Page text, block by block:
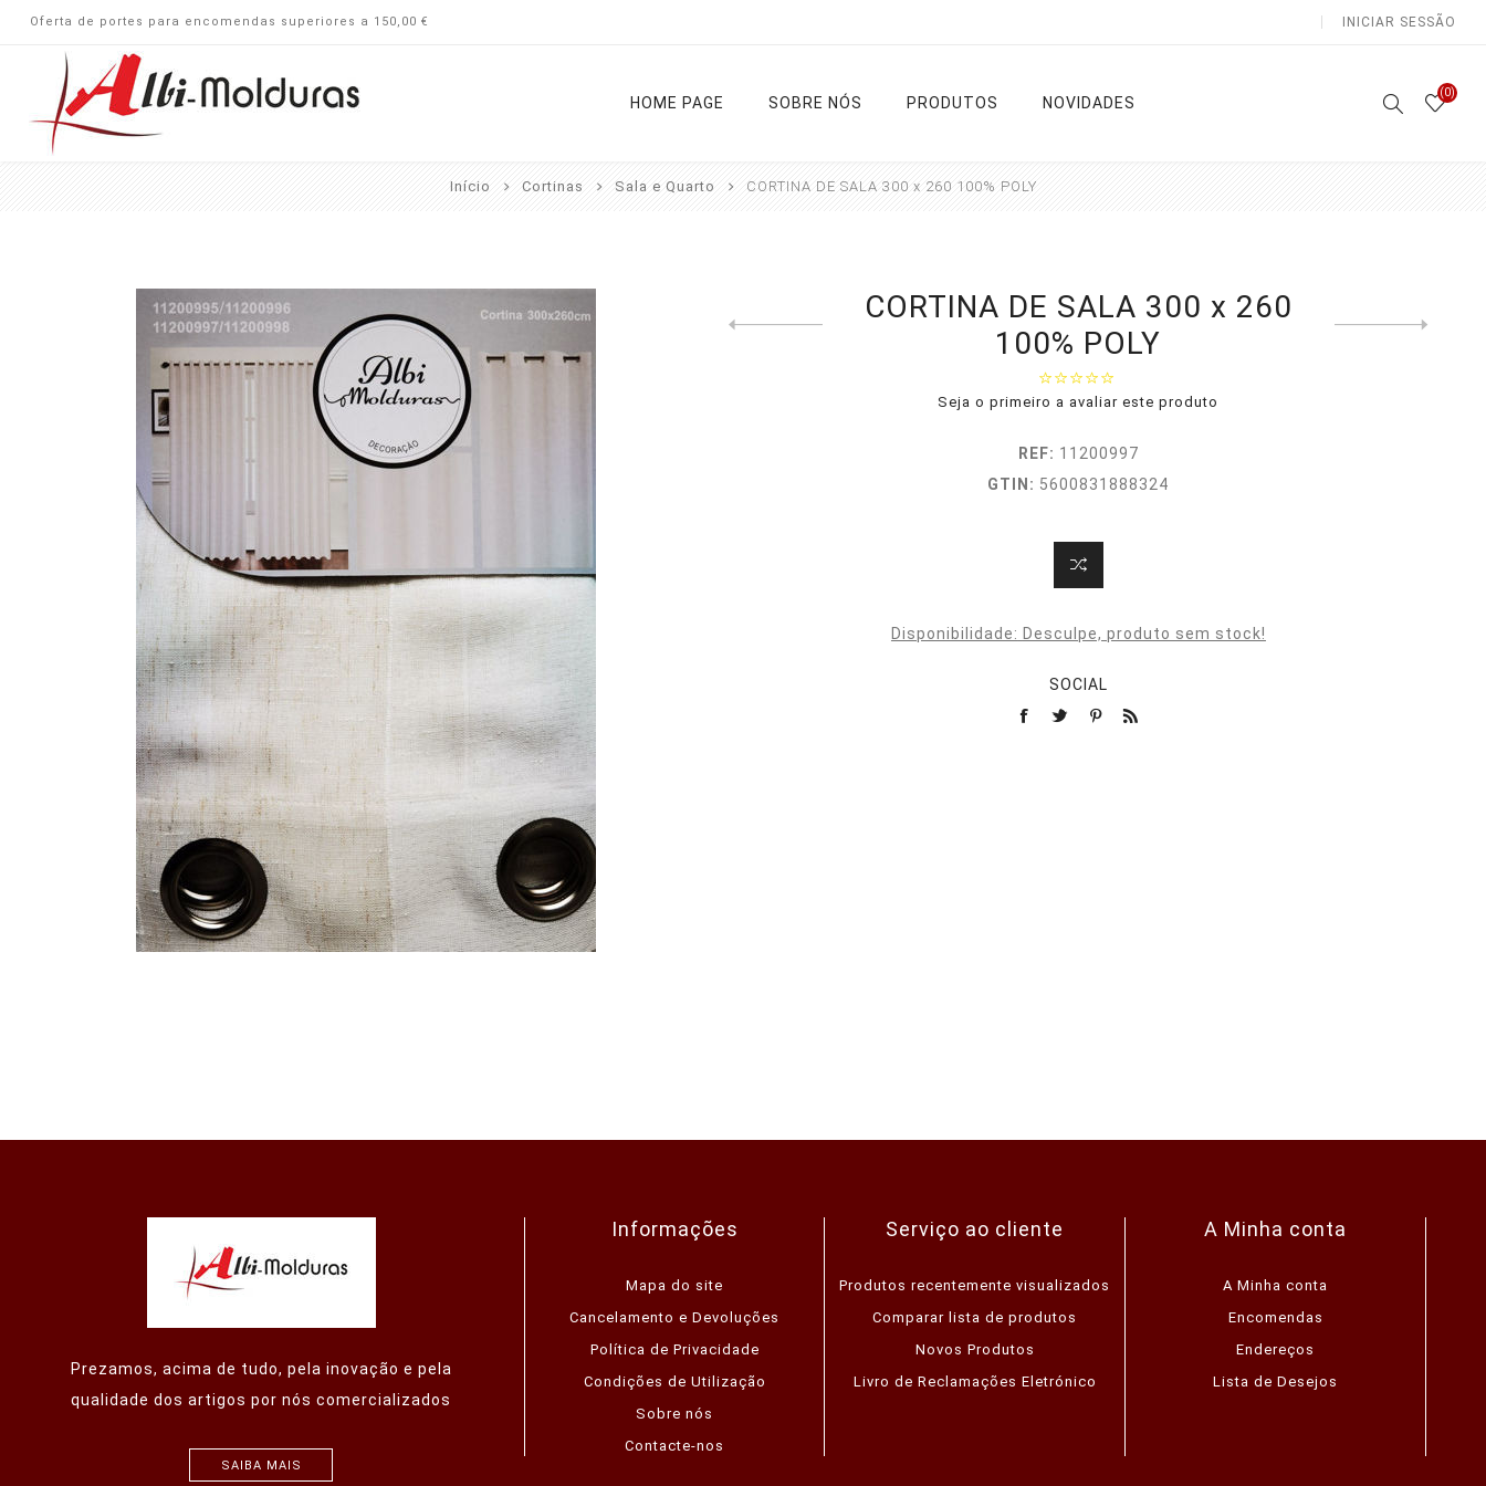
Oferta de portes para encomendas superiores a 150,00 € INICIAR SESSÃO
HOME PAGE SOBRE NÓS PRODUTOS
Cortinas Varões Estores Tapetes
Banho
Sala /
Casa de
Banho
Natal
Lençóis
Edredon
NOVIDADES
(0)
Início Cortinas Sala e Quarto CORTINA DE SALA 300 x 260 100% POLY
CORTINA DE SALA 300 x 260
100% POLY
Seja o primeiro a avaliar este produto
REF: 11200997
GTIN: 5600831888324
Disponibilidade: Desculpe, produto sem stock!
SOCIAL
Prezamos, acima de tudo, pela inovação e pela
qualidade dos artigos por nós comercializados
SAIBA MAIS
Informações
Mapa do site
Cancelamento e Devoluções
Política de Privacidade
Condições de Utilização
Sobre nós
Contacte-nos
Serviço ao cliente
Produtos recentemente visualizados
Comparar lista de produtos
Novos Produtos
Livro de Reclamações Eletrónico
A Minha conta
A Minha conta
Encomendas
Endereços
Lista de Desejos